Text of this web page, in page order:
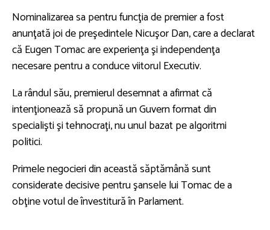
Nominalizarea sa pentru funcţia de premier a fost
anunţată joi de preşedintele Nicuşor Dan, care a declarat
că Eugen Tomac are experienţa şi independenţa
necesare pentru a conduce viitorul Executiv.
La rândul său, premierul desemnat a afirmat că
intenţionează să propună un Guvern format din
specialişti şi tehnocraţi, nu unul bazat pe algoritmi
politici.
Primele negocieri din această săptămână sunt
considerate decisive pentru şansele lui Tomac de a
obţine votul de învestitură în Parlament.